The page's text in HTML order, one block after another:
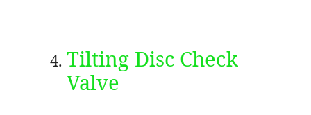
Tilting Disc Check
Valve